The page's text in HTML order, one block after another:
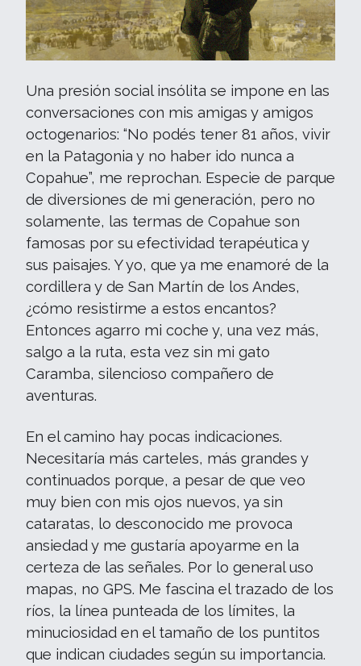
Una presión social insólita se impone en las
conversaciones con mis amigas y amigos
octogenarios: “No podés tener 81 años, vivir
en la Patagonia y no haber ido nunca a
Copahue”, me reprochan. Especie de parque
de diversiones de mi generación, pero no
solamente, las termas de Copahue son
famosas por su efectividad terapéutica y
sus paisajes. Y yo, que ya me enamoré de la
cordillera y de San Martín de los Andes,
¿cómo resistirme a estos encantos?
Entonces agarro mi coche y, una vez más,
salgo a la ruta, esta vez sin mi gato
Caramba, silencioso compañero de
aventuras.
En el camino hay pocas indicaciones.
Necesitaría más carteles, más grandes y
continuados porque, a pesar de que veo
muy bien con mis ojos nuevos, ya sin
cataratas, lo desconocido me provoca
ansiedad y me gustaría apoyarme en la
certeza de las señales. Por lo general uso
mapas, no GPS. Me fascina el trazado de los
ríos, la línea punteada de los límites, la
minuciosidad en el tamaño de los puntitos
que indican ciudades según su importancia.